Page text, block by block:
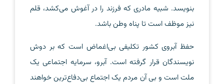
بنویسد. شبیه مادری که فرزند را در آغوش می‌کشد، قلم
نیز موظف است تا پناه وطن باشد.
حفظ آبروی کشور تکلیفی بی‌اغماض است که بر دوش
نویسندگان قرار گرفته است. آبرو، سرمایه اجتماعی یک
ملت است و بی آن مردم یک اجتماع بی‌دفاع‌ترین خواهند